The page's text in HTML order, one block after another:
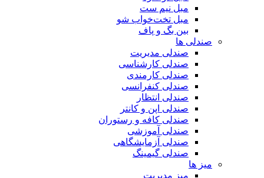
مبل نیم ست
مبل تخت‌خواب شو
بین بگ و پاف
صندلی ها
صندلی مدیریت
صندلی کارشناسی
صندلی کارمندی
صندلی کنفرانسی
صندلی انتظار
صندلی اپن و کانتر
صندلی کافه و رستوران
صندلی آموزشی
صندلی آزمایشگاهی
صندلی گیمینگ
میز ها
میز مدیریت